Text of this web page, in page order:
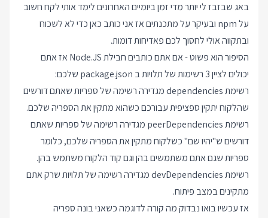
באג שבזבז לי יותר מדי זמן ביומיים האחרונים לימד אותי לקח חשוב
על npm ובעיקר על מתכנתים אז אני כותב כאן כדי לא לשכוח
ובתקווה אולי לחסוך לכם פאדיחות דומות.
הסיפור הוא פשוט - אם אתם כותבים חבילת Node.JS אז אתם
יכולים לציין 3 רשימות של תלויות ב package.json שלכם:
רשימת dependencies מגדירה רשימה של ספריות שאתם דורשים
שהלקוח יתקין ספציפית עבורכם כשהוא מתקין את הספריה שלכם.
רשימת peerDependencies מגדירה רשימה של ספריות שאתם
דורשים ש"יהיו שם" כשלקוח מתקין את הספריה שלכם, כלומר
ספריות שגם אתם משתמשים בהן וגם קוד הלקוח משתמש בהן.
רשימת devDependencies מגדירה רשימה של תלויות שרק אתם
מתקינים במצב פיתוח.
אז עכשיו בואו נבדוק מה קורה לדוגמה כשאני בונה ספריה